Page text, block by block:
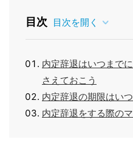
目次 目次を開く
内定辞退はいつまで
さえておこう
内定辞退の期限はい
内定辞退をする際の